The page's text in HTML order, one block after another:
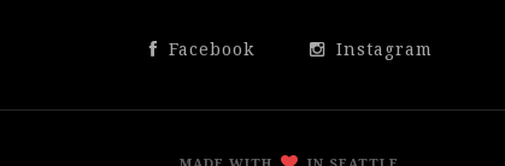
Facebook Instagram